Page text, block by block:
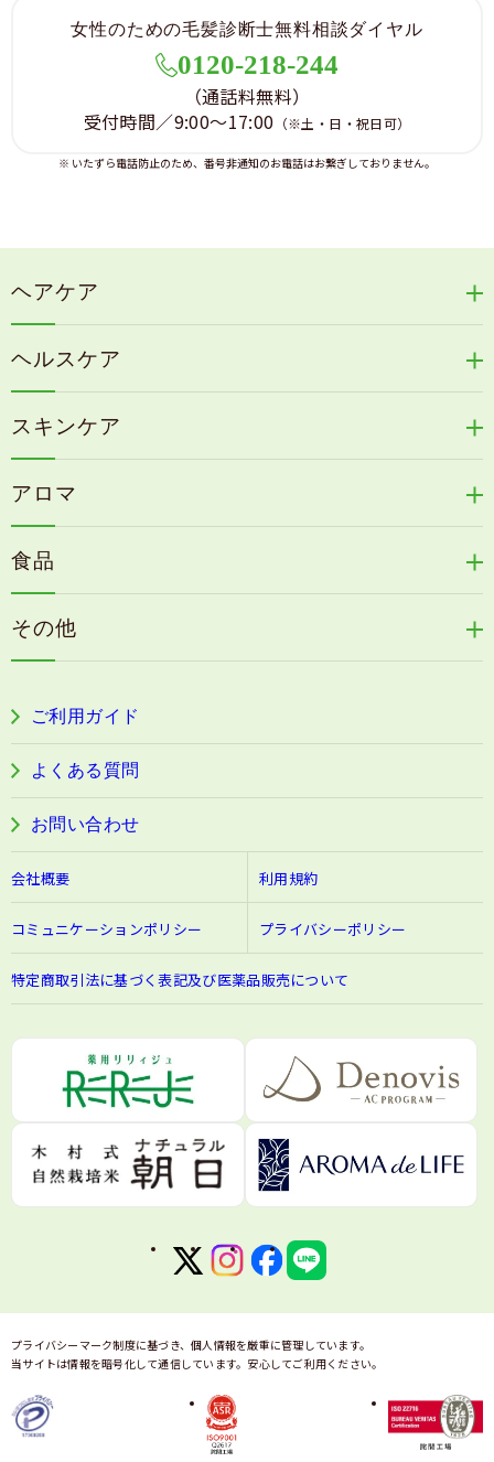
女性のための毛髪診断士無料相談ダイヤル
0120-218-244
（通話料無料）
受付時間／9:00～17:00 （※土・日・祝日可）
※ いたずら電話防止のため、番号非通知のお電話はお繋ぎしておりません。
ヘアケア
冷感育毛エッセンス
リリィジュミスト
リリィジュサプリ
毛歓
ヘアケアその他
ヘルスケア
天の葉健康緑茶
カイアポシリーズ
速感伝統香醋
古家のにんにく
目の疲労感・首肩に感じる負担緩和サプリ
阿波晩茶
スキンケア
うる肌箋
フェミールホワイトNKB
アロマ
浦上式アロマシリーズ
色彩マスク
食品
その他
ご利用ガイド
よくある質問
お問い合わせ
会社概要 利用規約
コミュニケーションポリシー プライバシーポリシー
特定商取引法に基づく表記及び医薬品販売について
プライバシーマーク制度に基づき、個人情報を厳重に管理しています。
当サイトは情報を暗号化して通信しています。安心してご利用ください。